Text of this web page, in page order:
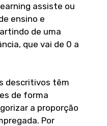
assiste ou
ensino e
de uma
que vai de 0 a
descritivos têm
de forma
a proporção
Por